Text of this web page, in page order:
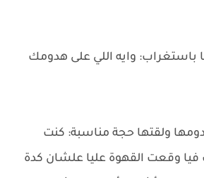
وايه اللي على هدومك
ولقتها حجة مناسبة: كنت
وقعت القهوة عليا علشان كدة